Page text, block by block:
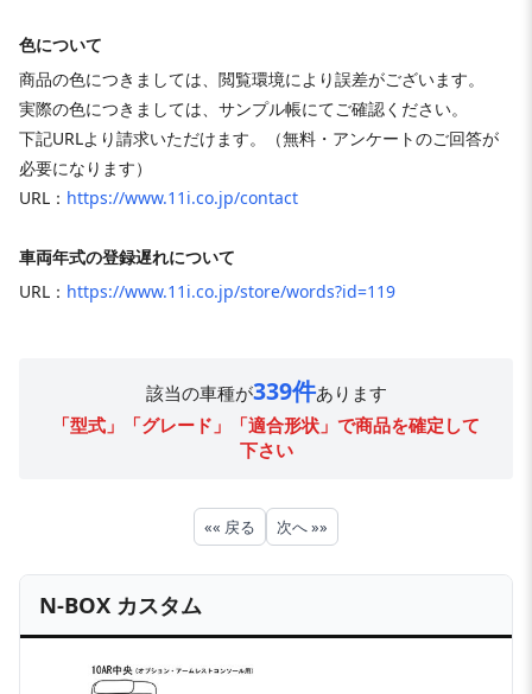
色について
商品の色につきましては、閲覧環境により誤差がございます。
実際の色につきましては、サンプル帳にてご確認ください。
下記URLより請求いただけます。（無料・アンケートのご回答が
必要になります）
URL： https://www.11i.co.jp/contact
車両年式の登録遅れについて
URL： https://www.11i.co.jp/store/words?id=119
該当の車種が339件あります
「型式」「グレード」「適合形状」で商品を確定して
下さい
«« 戻る 次へ »»
N-BOX カスタム